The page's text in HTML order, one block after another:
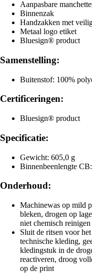
Aanpasbare
Binnenzak
Handzakken met
Metaal logo etiket
Bluesign® product
Samenstelling:
Buitenstof: 100%
Certificeringen:
Bluesign® product
Specificatie:
Gewicht: 605,0 g
Binnenbeenlengte
Onderhoud:
Machinewas op mild
bleken, drogen op
niet chemisch reinigen
Sluit de ritsen voor
technische kleding,
kledingstuk in de
reactiveren, droog
op de print